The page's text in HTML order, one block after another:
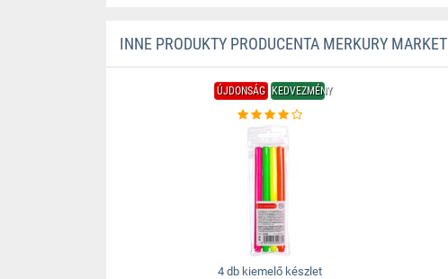
INNE PRODUKTY PRODUCENTA MERKURY MARKET
ÚJDONSÁG KEDVEZMÉNY
4 db kiemelő készlet